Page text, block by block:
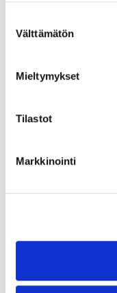
valinta
Välttämätön
Mieltymykset
Tilastot
Markkinointi